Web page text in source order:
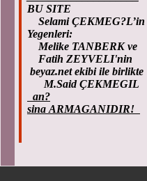
BU SITE
Selami ÇEKMEG?L’in
Yegenleri:
Melike TANBERK ve
Fatih ZEYVELI'nin
beyaz.net ekibi ile birlikte
M.Said ÇEKMEGIL
an?
sina ARMAGANIDIR!